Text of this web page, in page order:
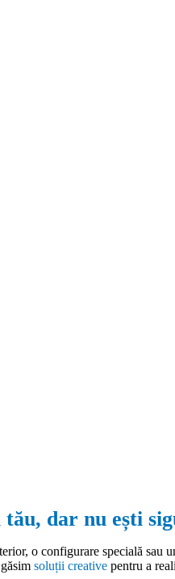
dar nu ești
o configurare specială sau
soluții creative pentru a